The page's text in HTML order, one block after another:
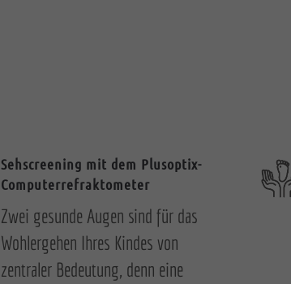
Sehscreening mit dem Plusoptix-
Computerrefraktometer
Zwei gesunde Augen sind für das
Wohlergehen Ihres Kindes von
zentraler Bedeutung, denn eine